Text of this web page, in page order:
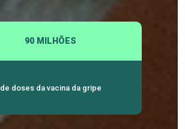
90 MILHÕES
de doses da vacina da gripe